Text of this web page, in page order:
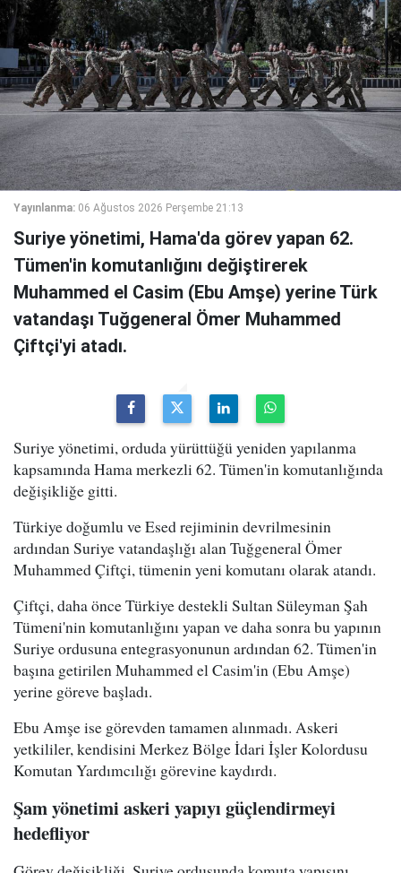
Yayınlanma: 06 Ağustos 2026 Perşembe 21:13
Suriye yönetimi, Hama'da görev yapan 62.
Tümen'in komutanlığını değiştirerek
Muhammed el Casim (Ebu Amşe) yerine Türk
vatandaşı Tuğgeneral Ömer Muhammed
Çiftçi'yi atadı.
Suriye yönetimi, orduda yürüttüğü yeniden yapılanma
kapsamında Hama merkezli 62. Tümen'in komutanlığında
değişikliğe gitti.
Türkiye doğumlu ve Esed rejiminin devrilmesinin
ardından Suriye vatandaşlığı alan Tuğgeneral Ömer
Muhammed Çiftçi, tümenin yeni komutanı olarak atandı.
Çiftçi, daha önce Türkiye destekli Sultan Süleyman Şah
Tümeni'nin komutanlığını yapan ve daha sonra bu yapının
Suriye ordusuna entegrasyonunun ardından 62. Tümen'in
başına getirilen Muhammed el Casim'in (Ebu Amşe)
yerine göreve başladı.
Ebu Amşe ise görevden tamamen alınmadı. Askeri
yetkililer, kendisini Merkez Bölge İdari İşler Kolordusu
Komutan Yardımcılığı görevine kaydırdı.
Şam yönetimi askeri yapıyı güçlendirmeyi
hedefliyor